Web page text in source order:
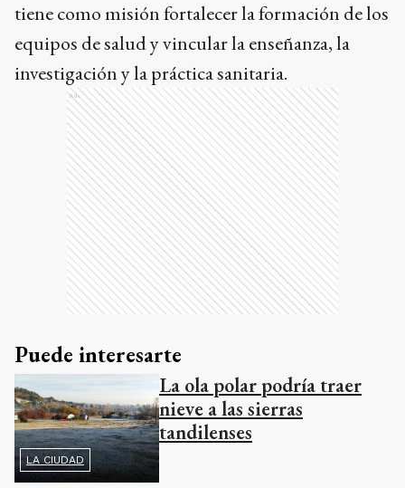
tiene como misión fortalecer la formación de los
equipos de salud y vincular la enseñanza, la
investigación y la práctica sanitaria.
Ads
Puede interesarte
LA CIUDAD
La ola polar podría traer
nieve a las sierras
tandilenses